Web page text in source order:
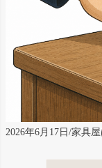
2026年6月17日/家具